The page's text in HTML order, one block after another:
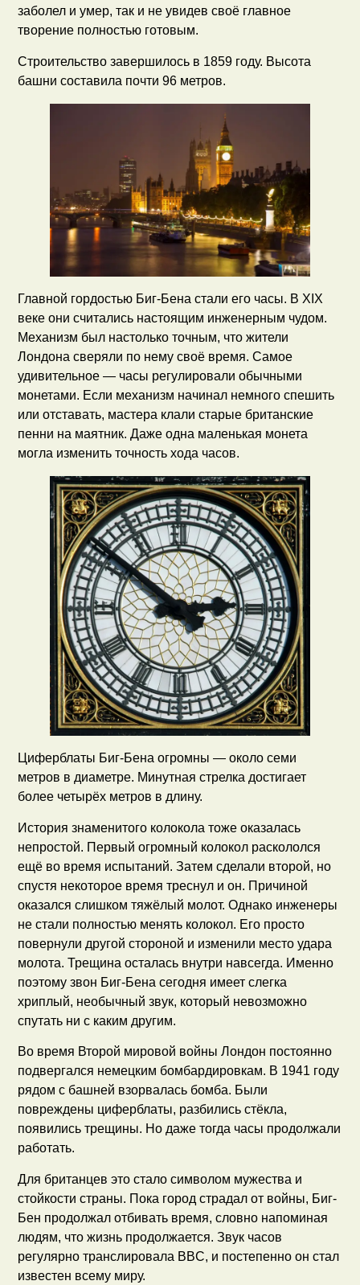
заболел и умер, так и не увидев своё главное
творение полностью готовым.
Строительство завершилось в 1859 году. Высота
башни составила почти 96 метров.
Главной гордостью Биг-Бена стали его часы. В XIX
веке они считались настоящим инженерным чудом.
Механизм был настолько точным, что жители
Лондона сверяли по нему своё время. Самое
удивительное — часы регулировали обычными
монетами. Если механизм начинал немного спешить
или отставать, мастера клали старые британские
пенни на маятник. Даже одна маленькая монета
могла изменить точность хода часов.
Циферблаты Биг-Бена огромны — около семи
метров в диаметре. Минутная стрелка достигает
более четырёх метров в длину.
История знаменитого колокола тоже оказалась
непростой. Первый огромный колокол раскололся
ещё во время испытаний. Затем сделали второй, но
спустя некоторое время треснул и он. Причиной
оказался слишком тяжёлый молот. Однако инженеры
не стали полностью менять колокол. Его просто
повернули другой стороной и изменили место удара
молота. Трещина осталась внутри навсегда. Именно
поэтому звон Биг-Бена сегодня имеет слегка
хриплый, необычный звук, который невозможно
спутать ни с каким другим.
Во время Второй мировой войны Лондон постоянно
подвергался немецким бомбардировкам. В 1941 году
рядом с башней взорвалась бомба. Были
повреждены циферблаты, разбились стёкла,
появились трещины. Но даже тогда часы продолжали
работать.
Для британцев это стало символом мужества и
стойкости страны. Пока город страдал от войны, Биг-
Бен продолжал отбивать время, словно напоминая
людям, что жизнь продолжается. Звук часов
регулярно транслировала BBC, и постепенно он стал
известен всему миру.